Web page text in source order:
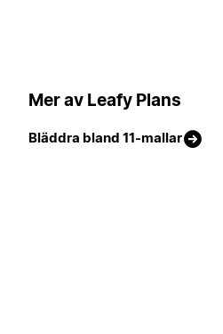
Mer av Leafy Plans
Bläddra bland 11-mallar